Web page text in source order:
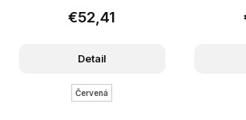
€52,41
Detail
Červená